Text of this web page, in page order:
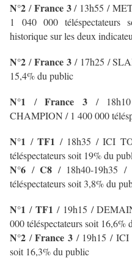
N°2 /France 3/ 13h55 /
1 040 000
historique sur les deux
N°2 /France 3 / 17h25 /
15,4% du public
N°1 /France 3 /
CHAMPION / 1 400 000
N°1 / TF1 / 18h35 / ICI
téléspectateurs soit 19% du
N°6 /C8 / 18h40-19h35
téléspectateurs soit 3,8% du
N°1 / TF1 / 19h15 /
000 téléspectateurs soit 16,6%
N°2 /France 3 / 19h15 / ICI
soit 16,3% du public